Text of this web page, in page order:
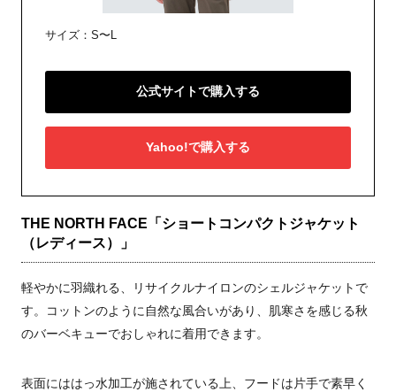
サイズ：S〜L
公式サイトで購入する
Yahoo!で購入する
THE NORTH FACE「ショートコンパクトジャケット
（レディース）」
軽やかに羽織れる、リサイクルナイロンのシェルジャケットで
す。コットンのように自然な風合いがあり、肌寒さを感じる秋
のバーベキューでおしゃれに着用できます。
表面にははっ水加工が施されている上、フードは片手で素早く